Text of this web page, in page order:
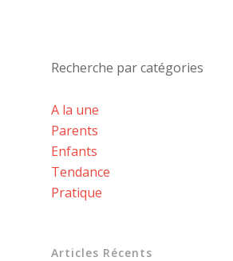
Recherche par catégories
A la une
Parents
Enfants
Tendance
Pratique
Articles Récents